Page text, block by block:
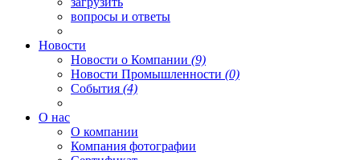
вопросы и ответы
Новости
Новости о Компании (9)
Новости Промышленности (0)
События (4)
О нас
О компании
Компания фотографии